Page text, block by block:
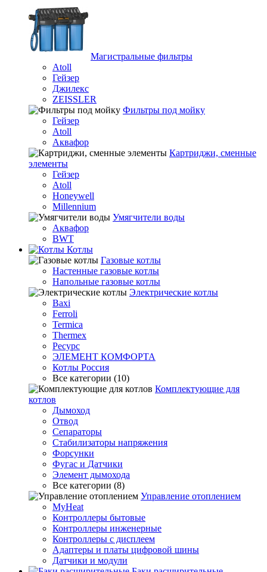
Магистральные фильтры
Atoll
Гейзер
Джилекс
ZEISSLER
Фильтры под мойку
Гейзер
Atoll
Аквафор
Картриджи, сменные
элементы
Гейзер
Atoll
Honeywell
Millennium
Умягчители воды
Аквафор
BWT
Котлы
Гaзовые котлы
Настенные газовые котлы
Напольные газовые котлы
Электрические котлы
Baxi
Ferroli
Termica
Thermex
Ресурс
ЭЛЕМЕНТ КОМФОРТА
Котлы Россия
Все категории (10)
Комплектующие для
котлов
Дымоход
Отвод
Сепараторы
Стабилизаторы напряжения
Форсунки
Фугас и Датчики
Элемент дымохода
Все категории (8)
Управление отоплением
MyHeat
Контроллеры бытовые
Контроллеры инженерные
Контроллеры с дисплеем
Адаптеры и платы цифровой шины
Датчики и модули